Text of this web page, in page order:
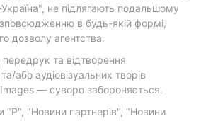
не підлягають подальшому
в будь-якій формі,
дозволу агентства.
та відтворення
або аудіовізуальних творів
— суворо забороняється.
"Р", "Новини партнерів", "Новини